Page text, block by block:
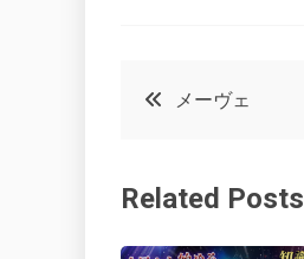
o
r
e
e
in
投
ナ
メーヴェ
Related Posts